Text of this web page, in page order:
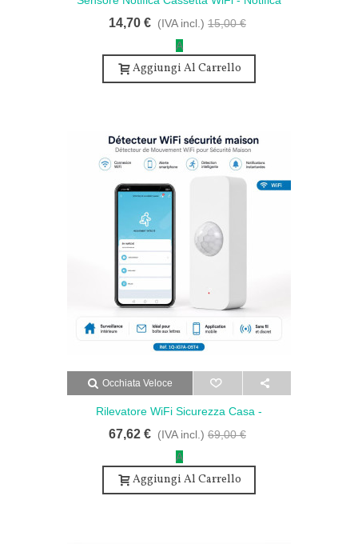
Cassetta Postale - Sensore Di Movimento
14,70 € (IVA incl.) 15,00 €
A
Aggiungi Al Carrello
Occhiata Veloce
Rilevatore WiFi Sicurezza Casa -
Rilevatore Di Movimento WiFi Per
Sicurezza Domestica
67,62 € (IVA incl.) 69,00 €
A
Aggiungi Al Carrello